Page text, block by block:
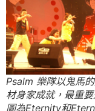
Psalm 樂隊以鬼馬
材身家成就，最重
圖為Eternity和